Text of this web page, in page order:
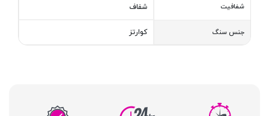
شفافیت شفاف
جنس سنگ کوارتز